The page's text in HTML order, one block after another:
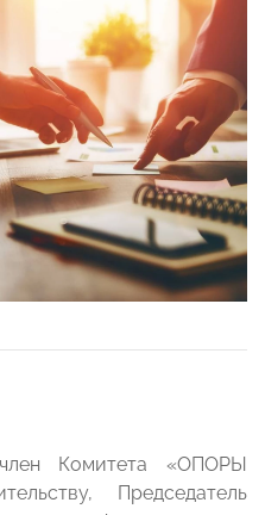
член Комитета «ОПОРЫ
Председатель